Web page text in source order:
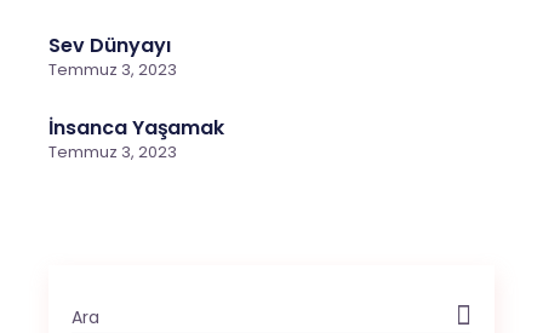
Sev Dünyayı
Temmuz 3, 2023
İnsanca Yaşamak
Temmuz 3, 2023